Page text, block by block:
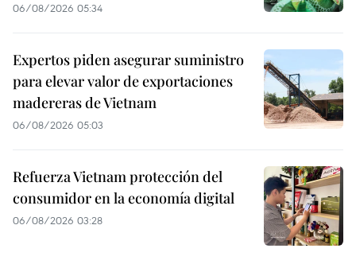
06/08/2026 05:34
Expertos piden asegurar suministro
para elevar valor de exportaciones
madereras de Vietnam
06/08/2026 05:03
Refuerza Vietnam protección del
consumidor en la economía digital
06/08/2026 03:28